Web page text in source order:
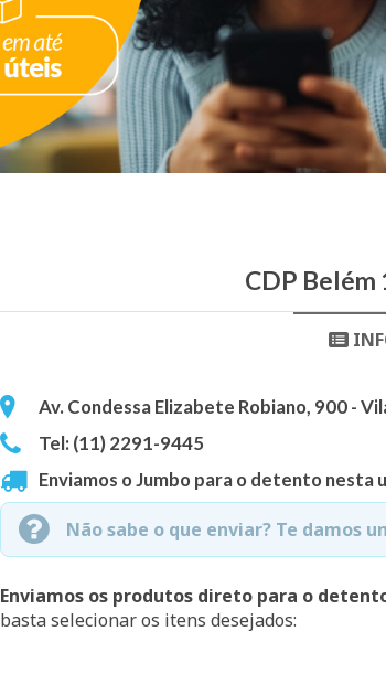
CDP Belém
Av. Condessa Elizabete Robiano, 900 -
Tel: (11) 2291-9445
Enviamos o Jumbo para o detento nesta
Não sabe o que enviar? Te damos
Enviamos os produtos direto para o
basta selecionar os itens desejados: